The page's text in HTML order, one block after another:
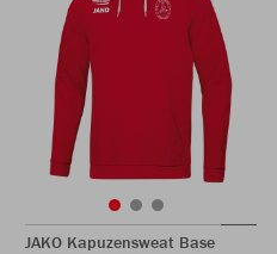
JAKO Kapuzensweat Base